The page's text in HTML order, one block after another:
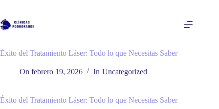
contenido
Éxito del Tratamiento Láser: Todo lo que Necesitas Saber
On febrero 19, 2026 In Uncategorized
Éxito del Tratamiento Láser: Todo lo que Necesitas Saber